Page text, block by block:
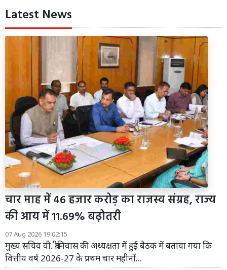
Latest News
चार माह में 46 हजार करोड़ का राजस्व संग्रह, राज्य
की आय में 11.69% बढ़ोतरी
07 Aug 2026 19:02:15
मुख्य सचिव वी. श्रीनिवास की अध्यक्षता में हुई बैठक में बताया गया कि
वित्तीय वर्ष 2026-27 के प्रथम चार महीनों...